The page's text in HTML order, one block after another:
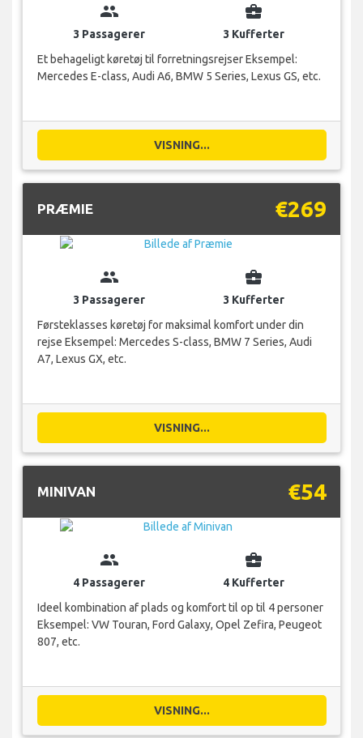
group
3 Passagerer
business_center
3 Kufferter
Et behageligt køretøj til forretningsrejser Eksempel:
Mercedes E-class, Audi A6, BMW 5 Series, Lexus GS, etc.
VISNING...
PRÆMIE €269
group
3 Passagerer
business_center
3 Kufferter
Førsteklasses køretøj for maksimal komfort under din
rejse Eksempel: Mercedes S-class, BMW 7 Series, Audi
A7, Lexus GX, etc.
VISNING...
MINIVAN €54
group
4 Passagerer
business_center
4 Kufferter
Ideel kombination af plads og komfort til op til 4 personer
Eksempel: VW Touran, Ford Galaxy, Opel Zefira, Peugeot
807, etc.
VISNING...